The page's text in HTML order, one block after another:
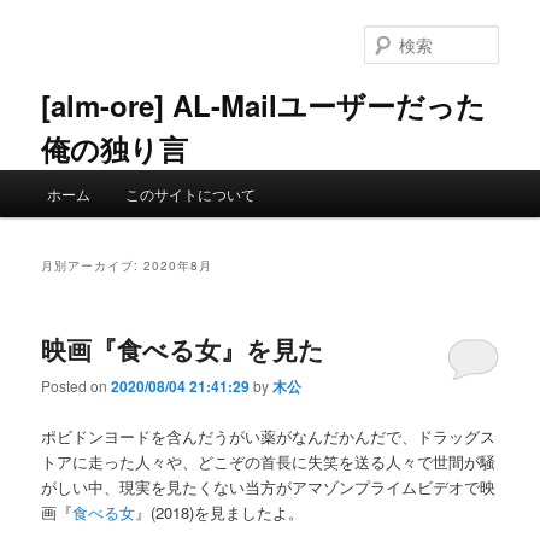
ン
へ
ツ
移
[alm-ore] AL-Mailユーザーだった
俺の独り言
索
ホーム このサイトについて
月別アーカイブ:2020年8月
映画『食べる女』を見た
Posted on2020/08/04 21:41:29by木公
ポビドンヨードを含んだうがい薬がなんだかんだで、ドラッグス
トアに走った人々や、どこぞの首長に失笑を送る人々で世間が騒
がしい中、現実を見たくない当方がアマゾンプライムビデオで映
画『食べる女』(2018)を見ましたよ。